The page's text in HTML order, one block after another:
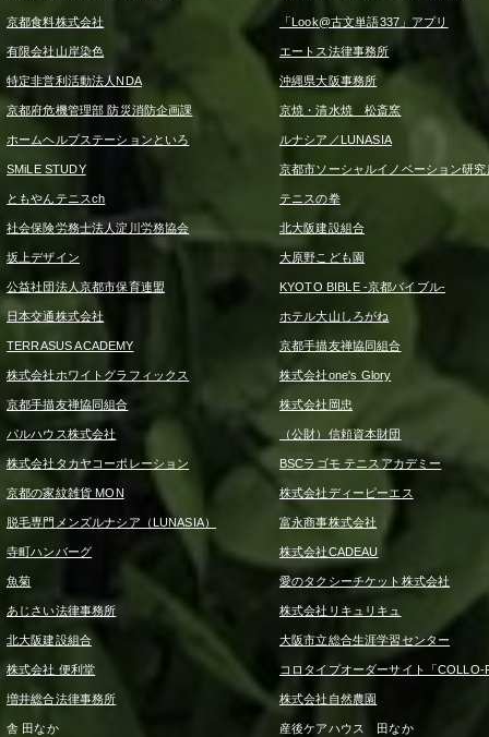
京都食料株式会社 「Look@古文単語337」アプリ
有限会社山岸染色 エートス法律事務所
特定非営利活動法人NDA 沖縄県大阪事務所
京都府危機管理部 防災消防企画課 京焼・清水焼 松斎窯
ホームヘルプステーションといろ ルナシア／LUNASIA
SMiLE STUDY 京都市ソーシャルイノベーション研究
ともやんテニスch テニスの拳
社会保険労務士法人淀川労務協会 北大阪建設組合
坂上デザイン 大原野こども園
公益社団法人京都市保育連盟 KYOTO BIBLE -京都バイブル-
日本交通株式会社 ホテル大山しろがね
TERRASUS ACADEMY 京都手描友禅協同組合
株式会社ホワイトグラフィックス 株式会社one's Glory
京都手描友禅協同組合 株式会社岡忠
パルハウス株式会社 （公財）信頼資本財団
株式会社タカヤコーポレーション BSCラゴモ テニスアカデミー
京都の家紋雑貨 MON 株式会社ディーピーエス
脱毛専門メンズルナシア（LUNASIA） 富永商事株式会社
寺町ハンバーグ 株式会社CADEAU
魚菊 愛のタクシーチケット株式会社
あじさい法律事務所 株式会社リキュリキュ
北大阪建設組合 大阪市立総合生涯学習センター
株式会社 便利堂 コロタイプオーダーサイト「COLLO-
増井総合法律事務所 株式会社自然農園
舎 田なか 産後ケアハウス 田なか